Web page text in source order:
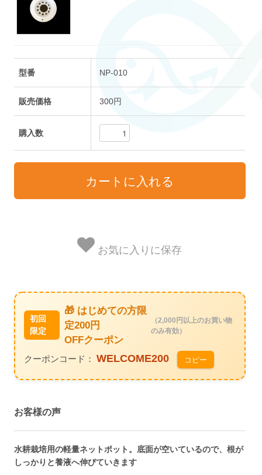
型番 NP-010
販売価格 300円
購入数
お気に入りに保存
初回
限定
🎁 はじめての方限
定200円
OFFクーポン
（2,000円以上のお買い物
のみ有効）
クーポンコード：WELCOME200 コピー
お客様の声
水耕栽培用の軽量ネットポット。底面が空いているので、根が
しっかりと養液へ伸びていきます